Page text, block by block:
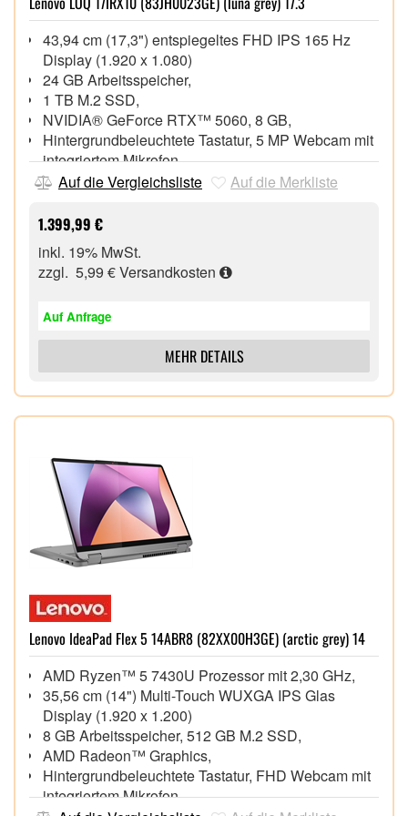
43,94 cm (17,3") entspiegeltes FHD IPS 165 Hz
Display (1.920 x 1.080)
24 GB Arbeitsspeicher,
1 TB M.2 SSD,
NVIDIA® GeForce RTX™ 5060, 8 GB,
Hintergrundbeleuchtete Tastatur, 5 MP Webcam mit
integriertem Mikrofon
Gigabit Ethernet LAN, Wi-Fi 6 (802.11ax),
1x HDMI® 2.1, 1x USB 3.2 Gen 2 Type-C®
(DisplayPort™ 1.4), 4x USB 3.2 Gen 1
Windows® 11 Home 64 Bit,
Intel® Core™ i7-13650HX Prozessor (bis zu 4,90
Intel® Smart Cache)
Auf die Vergleichsliste Auf die Merkliste
1.399,99 €
inkl. 19% MwSt.
zzgl. 5,99 €Versandkosten
Auf Anfrage
MEHR DETAILS
Lenovo IdeaPad Flex 5 14ABR8 (82XX00H3GE) (arctic grey) 14
AMD Ryzen™ 5 7430U Prozessor mit 2,30 GHz,
35,56 cm (14") Multi-Touch WUXGA IPS Glas
Display (1.920 x 1.200)
8 GB Arbeitsspeicher, 512 GB M.2 SSD,
AMD Radeon™ Graphics,
Hintergrundbeleuchtete Tastatur, FHD Webcam mit
integriertem Mikrofon